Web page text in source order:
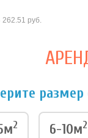
руб.
размер
2 6-10м2